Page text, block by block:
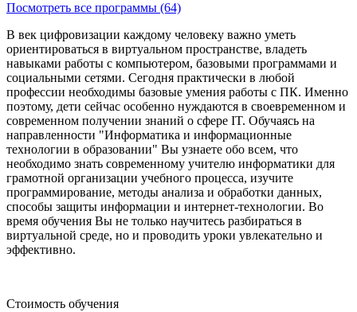
Посмотреть все программы (64)
В век цифровизации каждому человеку важно уметь
ориентироваться в виртуальном пространстве, владеть
навыками работы с компьютером, базовыми программами и
социальными сетями. Сегодня практически в любой
профессии необходимы базовые умения работы с ПК. Именно
поэтому, дети сейчас особенно нуждаются в своевременном и
современном получении знаний о сфере IT. Обучаясь на
направленности "Информатика и информационные
технологии в образовании" Вы узнаете обо всем, что
необходимо знать современному учителю информатики для
грамотной организации учебного процесса, изучите
программирование, методы анализа и обработки данных,
способы защиты информации и интернет-технологии. Во
время обучения Вы не только научитесь разбираться в
виртуальной среде, но и проводить уроки увлекательно и
эффективно.
Стоимость обучения